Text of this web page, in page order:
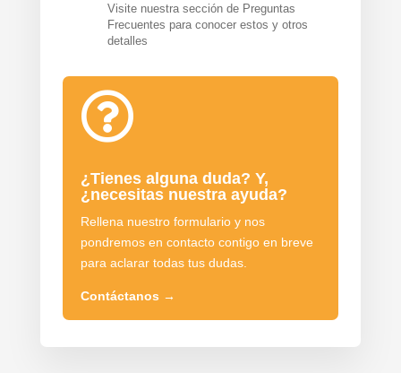
Visite nuestra sección de Preguntas
Frecuentes para conocer estos y otros
detalles

¿Tienes alguna duda? Y,
¿necesitas nuestra ayuda?
Rellena nuestro formulario y nos
pondremos en contacto contigo en breve
para aclarar todas tus dudas.
Contáctanos →